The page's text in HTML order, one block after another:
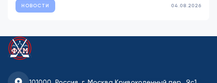
НОВОСТИ 04.08.2026